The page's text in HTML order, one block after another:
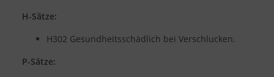
H-Sätze:
H302 Gesundheitsschädlich bei Verschlucken.
P-Sätze: